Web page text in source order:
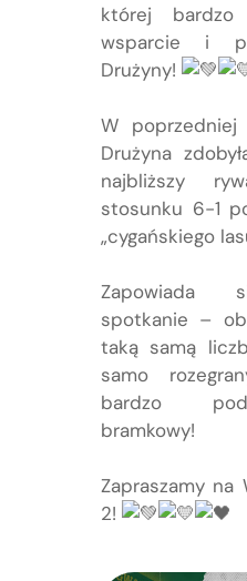
której bardzo
wsparcie i
Drużyny!
W poprzedniej
Drużyna
najbliższy
stosunku 6-1
„cygańskiego
Zapowiada
spotkanie –
taką samą
samo
bardzo
bramkowy!
Zapraszamy na
2!